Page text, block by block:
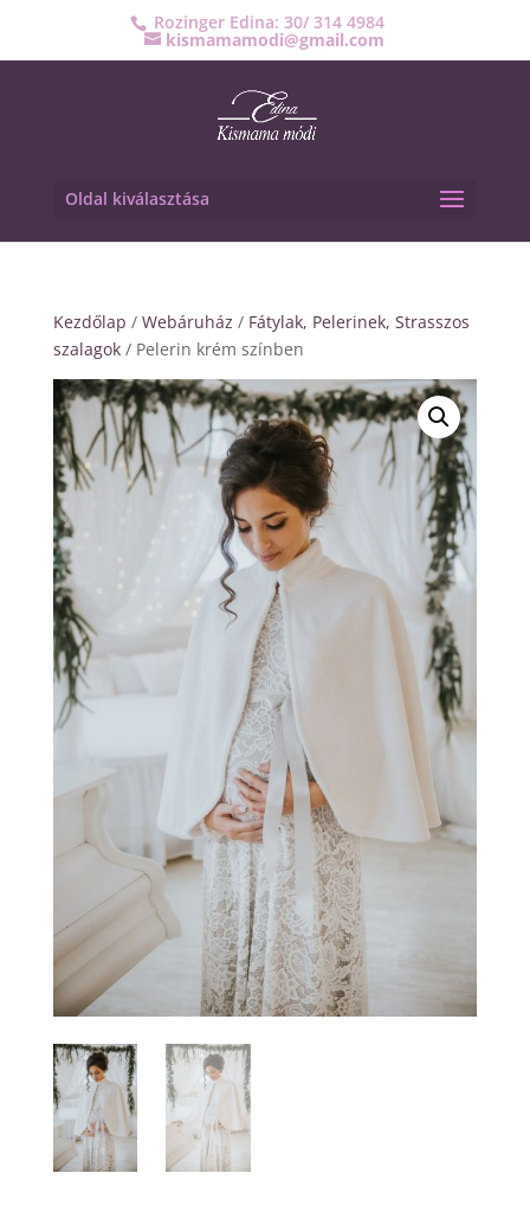
Rozinger Edina: 30/ 314 4984
kismamamodi@gmail.com
Oldal kiválasztása
Kezdőlap / Webáruház / Fátylak, Pelerinek, Strasszos
szalagok/ Pelerin krém színben